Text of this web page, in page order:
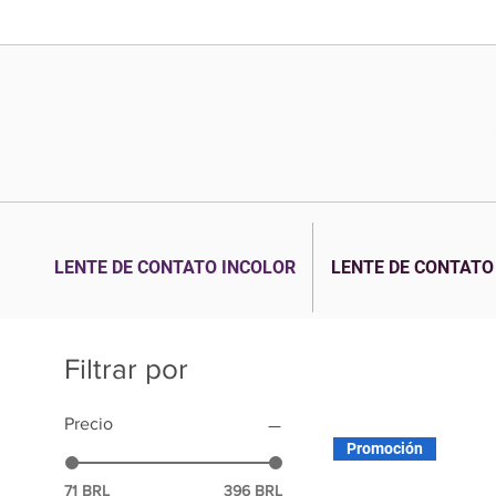
LENTE DE CONTATO INCOLOR LENTE DE
Filtrar por
Precio
71 BRL 396 BRL
Promoción